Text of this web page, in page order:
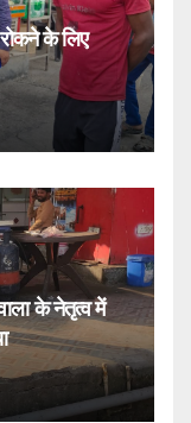
के लिए
के नेतृत्व में